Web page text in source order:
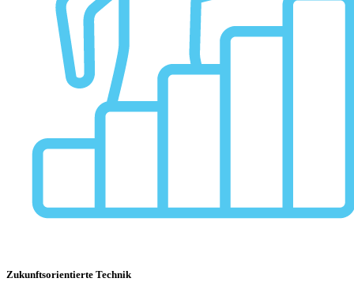
Zukunftsorientierte Technik